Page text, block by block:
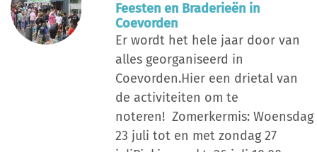
Feesten en Braderieën in
Coevorden
Er wordt het hele jaar door van
alles georganiseerd in
Coevorden.Hier een drietal van
de activiteiten om te
noteren! Zomerkermis: Woensdag
23 juli tot en met zondag 27